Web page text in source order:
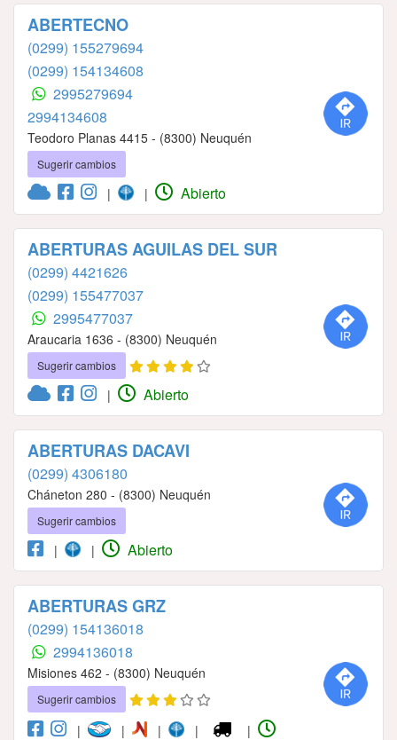
ABERTECNO
(0299) 155279694
(0299) 154134608
2995279694
2994134608
Teodoro Planas 4415 - (8300) Neuquén
Sugerir cambios
| | Abierto
ABERTURAS AGUILAS DEL SUR
(0299) 4421626
(0299) 155477037
2995477037
Araucaria 1636 - (8300) Neuquén
Sugerir cambios
| Abierto
ABERTURAS DACAVI
(0299) 4306180
Cháneton 280 - (8300) Neuquén
Sugerir cambios
| | Abierto
ABERTURAS GRZ
(0299) 154136018
2994136018
Misiones 462 - (8300) Neuquén
Sugerir cambios
| | | | |